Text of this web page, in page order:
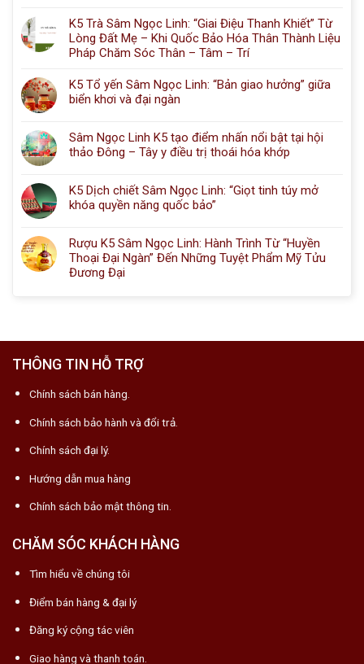
K5 Trà Sâm Ngọc Linh: “Giai Điệu Thanh Khiết” Từ
Lòng Đất Mẹ – Khi Quốc Bảo Hóa Thân Thành Liệu
Pháp Chăm Sóc Thân – Tâm – Trí
K5 Tổ yến Sâm Ngọc Linh: “Bản giao hưởng” giữa
biển khơi và đại ngàn
Sâm Ngọc Linh K5 tạo điểm nhấn nổi bật tại hội
thảo Đông – Tây y điều trị thoái hóa khớp
K5 Dịch chiết Sâm Ngọc Linh: “Giọt tinh túy mở
khóa quyền năng quốc bảo”
Rượu K5 Sâm Ngọc Linh: Hành Trình Từ “Huyền
Thoại Đại Ngàn” Đến Những Tuyệt Phẩm Mỹ Tửu
Đương Đại
THÔNG TIN HỖ TRỢ
Chính sách bán hàng.
Chính sách bảo hành và đổi trả.
Chính sách đại lý.
Hướng dẫn mua hàng
Chính sách bảo mật thông tin.
CHĂM SÓC KHÁCH HÀNG
Tìm hiểu về chúng tôi
Điểm bán hàng & đại lý
Đăng ký cộng tác viên
Giao hàng và thanh toán.